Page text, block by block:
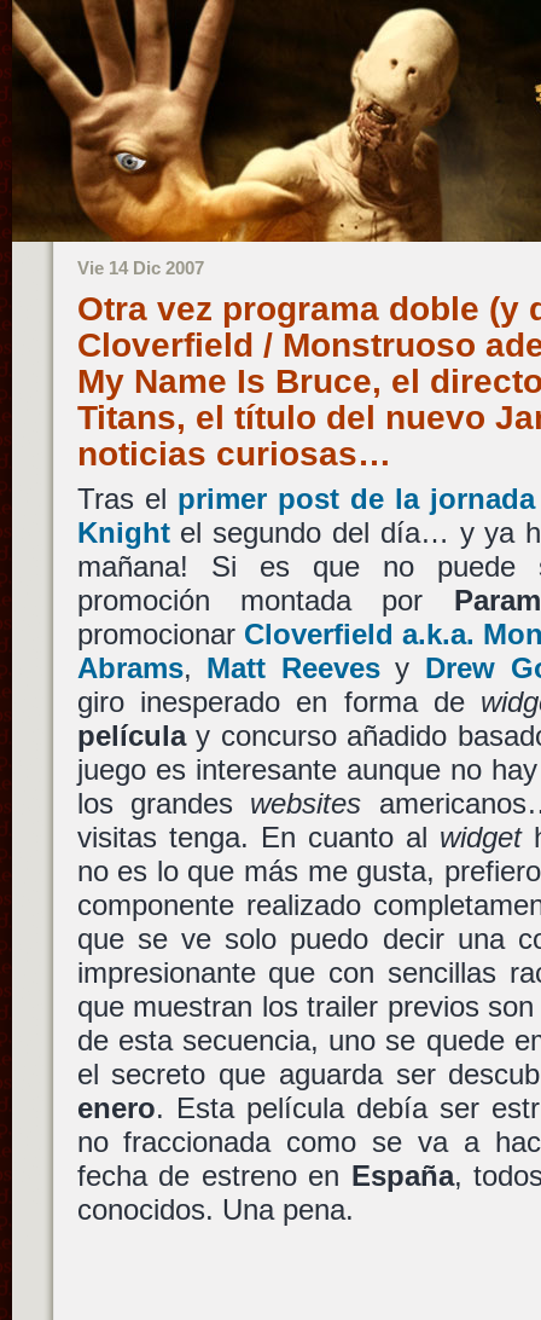
Vie 14 Dic 2007
Otra vez programa doble (y
Cloverfield / Monstruoso
My Name Is Bruce, el
Titans, el título del nuevo
noticias curiosas…
Tras el primer post de la
Knight el segundo del día… y ya
mañana! Si es que no puede
promoción montada por
promocionar Cloverfield a.k.a.
Abrams, Matt Reevesy Drew
giro inesperado en forma de
películay concurso añadido
juego es interesante aunque no
los grandes websites
visitas tenga. En cuanto al widget
no es lo que más me gusta,
componente realizado
que se ve solo puedo decir una
impresionante que con sencillas
que muestran los trailer previos
de esta secuencia, uno se quede
el secreto que aguarda ser
enero. Esta película debía ser
no fraccionada como se va a
fecha de estreno en España,
conocidos. Una pena.